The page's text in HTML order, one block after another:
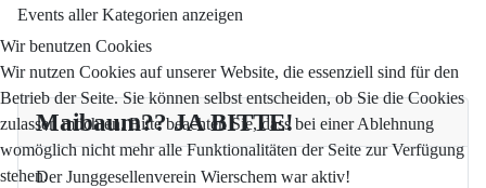
Maibaum?? JA BITTE!
Der Junggesellenverein Wierschem war aktiv!
Events aller Kategorien anzeigen
Wir benutzen Cookies
Wir nutzen Cookies auf unserer Website, die essenziell sind für den
Betrieb der Seite. Sie können selbst entscheiden, ob Sie die Cookies
zulassen möchten. Bitte beachten Sie, dass bei einer Ablehnung
womöglich nicht mehr alle Funktionalitäten der Seite zur Verfügung
stehen.